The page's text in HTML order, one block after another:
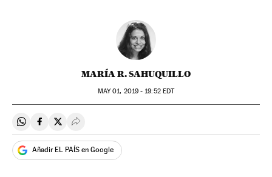
MARÍA R. SAHUQUILLO
MAY01, 2019 - 19:52EDT
Compartir en Whatsapp
Compartir en Facebook
Compartir en Twitter
Desplegar Redes Sociales
Añadir EL PAÍS en Google